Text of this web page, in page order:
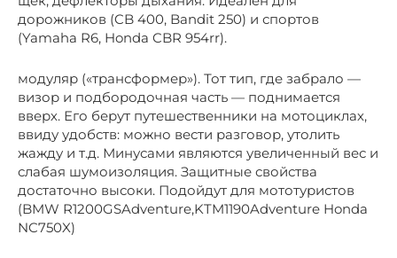
дорожников (CB 400, Bandit 250) и спортов
(Yamaha R6, Honda CBR 954rr).
модуляр («трансформер»). Тот тип, где забрало —
визор и подбородочная часть — поднимается
вверх. Его берут путешественники на мотоциклах,
ввиду удобств: можно вести разговор, утолить
жажду и т.д. Минусами являются увеличенный вес и
слабая шумоизоляция. Защитные свойства
достаточно высоки. Подойдут для мототуристов
(BMW R1200GSAdventure,KTM1190Adventure Honda
NC750X)